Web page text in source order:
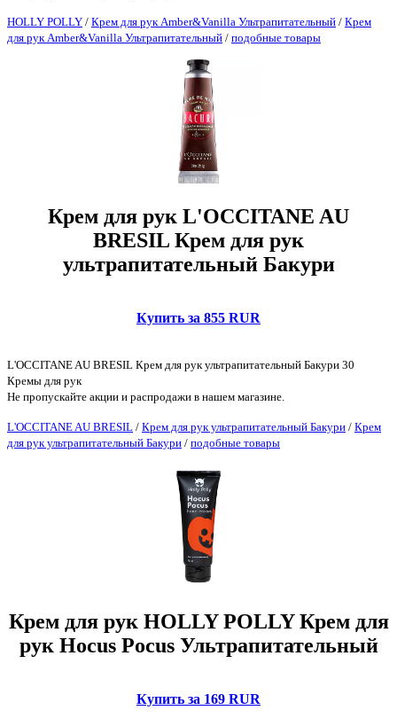
HOLLY POLLY / Крем для рук Amber&Vanilla Ультрапитательный / Крем
для рук Amber&Vanilla Ультрапитательный / подобные товары
Крем для рук L'OCCITANE AU
BRESIL Крем для рук
ультрапитательный Бакури
Купить за 855 RUR
L'OCCITANE AU BRESIL Крем для рук ультрапитательный Бакури 30
Кремы для рук
Не пропускайте акции и распродажи в нашем магазине.
L'OCCITANE AU BRESIL / Крем для рук ультрапитательный Бакури / Крем
для рук ультрапитательный Бакури / подобные товары
Крем для рук HOLLY POLLY Крем для
рук Hocus Pocus Ультрапитательный
Купить за 169 RUR